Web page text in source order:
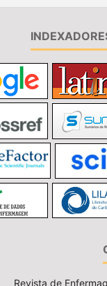
Revista de